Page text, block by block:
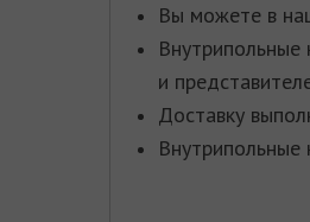
Вы можете в
и
Доставку
Внутрипольные